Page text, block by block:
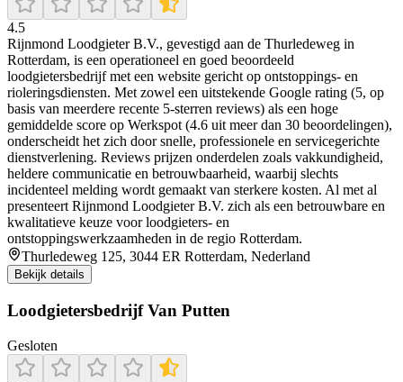
4.5
Rijnmond Loodgieter B.V., gevestigd aan de Thurledeweg in
Rotterdam, is een operationeel en goed beoordeeld
loodgietersbedrijf met een website gericht op ontstoppings- en
rioleringsdiensten. Met zowel een uitstekende Google rating (5, op
basis van meerdere recente 5-sterren reviews) als een hoge
gemiddelde score op Werkspot (4.6 uit meer dan 30 beoordelingen),
onderscheidt het zich door snelle, professionele en servicegerichte
dienstverlening. Reviews prijzen onderdelen zoals vakkundigheid,
heldere communicatie en betrouwbaarheid, waarbij slechts
incidenteel melding wordt gemaakt van sterkere kosten. Al met al
presenteert Rijnmond Loodgieter B.V. zich als een betrouwbare en
kwalitatieve keuze voor loodgieters- en
ontstoppingswerkzaamheden in de regio Rotterdam.
Thurledeweg 125, 3044 ER Rotterdam, Nederland
Bekijk details
Loodgietersbedrijf Van Putten
Gesloten